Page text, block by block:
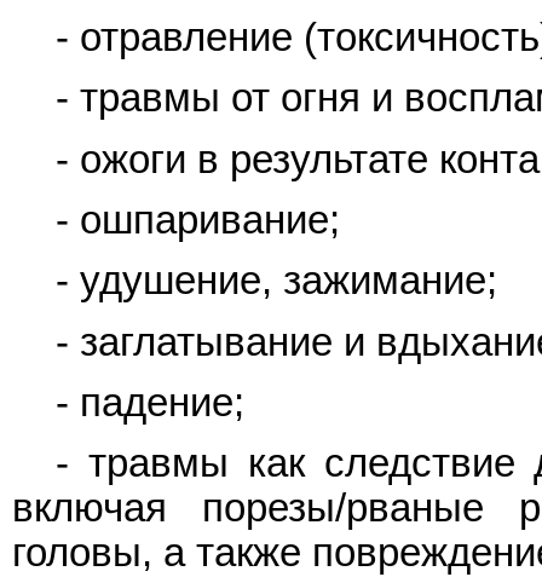
- отравление
- травмы от огня и
- ожоги в результате
- ошпаривание;
- удушение, зажимание;
- заглатывание и
- падение;
- травмы как следствие
включая порезы/
головы, а также